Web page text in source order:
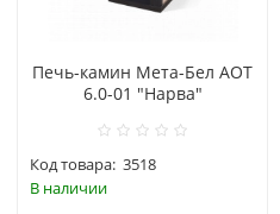
Печь-камин Мета-Бел АОТ
6.0-01 "Нарва"
Код товара: 3518
В наличии